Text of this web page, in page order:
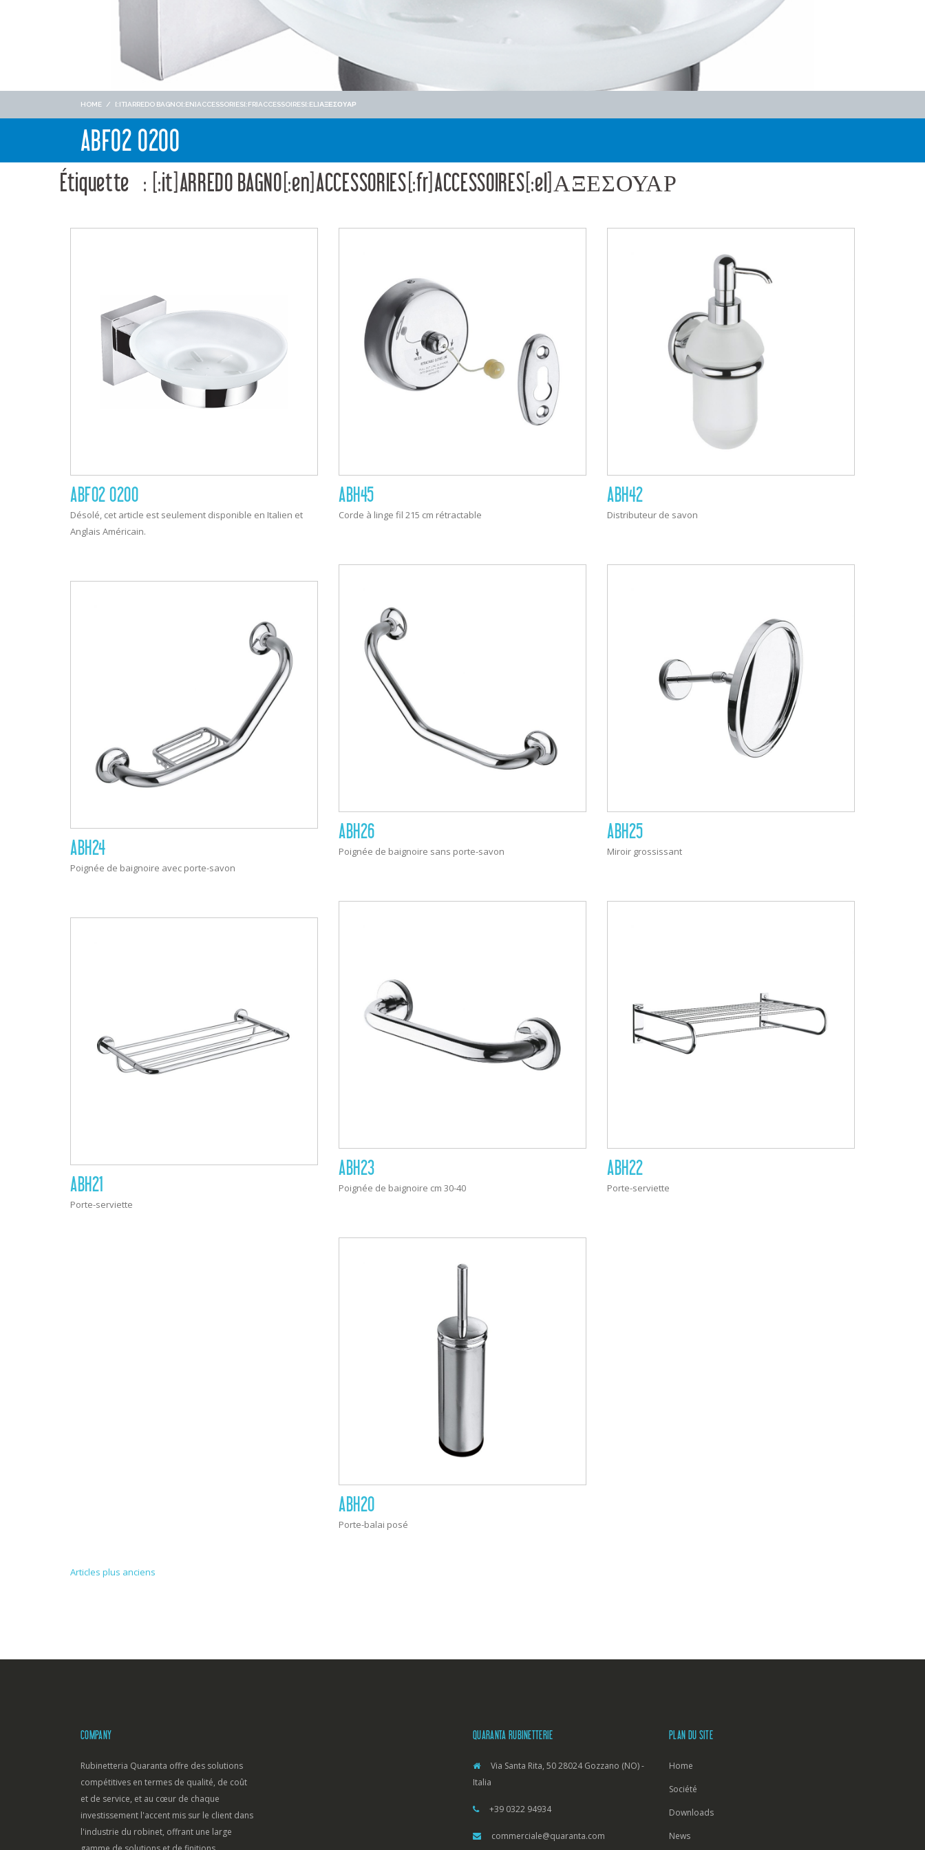
HOME / [:IT]ARREDO BAGNO[:EN]ACCESSORIES[:FR]ACCESSOIRES[:EL]ΑΞΕΣΟΥΑΡ
ABF02 0200
Étiquette : [:it]ARREDO BAGNO[:en]ACCESSORIES[:fr]ACCESSOIRES[:el]ΑΞΕΣΟΥΑΡ
ABF02 0200
Désolé, cet article est seulement disponible en Italien et
Anglais Américain.
ABH45
Corde à linge fil 215 cm rétractable
ABH42
Distributeur de savon
ABH26
Poignée de baignoire sans porte-savon
ABH25
Miroir grossissant
ABH24
Poignée de baignoire avec porte-savon
ABH23
Poignée de baignoire cm 30-40
ABH22
Porte-serviette
ABH21
Porte-serviette
ABH20
Porte-balai posé
Navigation
Articles plus anciens
COMPANY
Rubinetteria Quaranta offre des solutions
compétitives en termes de qualité, de coût
et de service, et au cœur de chaque
investissement l'accent mis sur le client dans
l'industrie du robinet, offrant une large
QUARANTA RUBINETTERIE
Via Santa Rita, 50 28024 Gozzano (NO) -
Italia
+39 0322 94934
commerciale@quaranta.com
PLAN DU SITE
Home
Société
Downloads
News